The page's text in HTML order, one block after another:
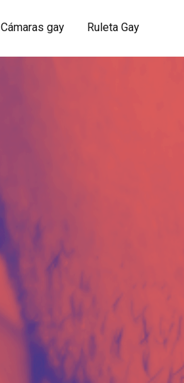
Cámaras gay Ruleta Gay